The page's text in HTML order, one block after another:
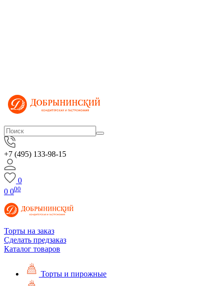
+7 (495) 133-98-15
0
0 000
Торты на заказ
Сделать предзаказ
Каталог товаров
Торты и пирожные